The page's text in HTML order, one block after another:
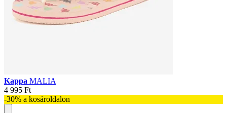
Kappa MALIA
4 995 Ft
-30% a kosároldalon